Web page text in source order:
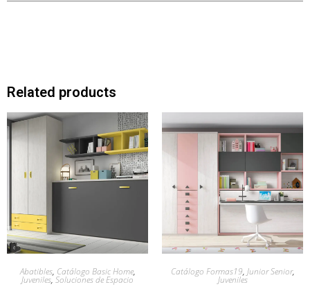
Related products
Abatibles, Catálogo Basic Home,
Juveniles,Soluciones de Espacio
Catálogo Formas19, Junior Senior,
Juveniles